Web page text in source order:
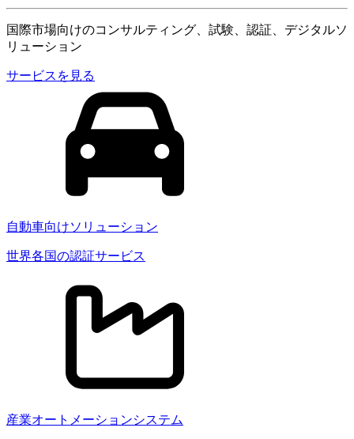
国際市場向けのコンサルティング、試験、認証、デジタルソ
リューション
サービスを見る
自動車向けソリューション
世界各国の認証サービス
産業オートメーションシステム